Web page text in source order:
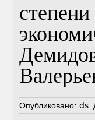
Опубликовано: ds